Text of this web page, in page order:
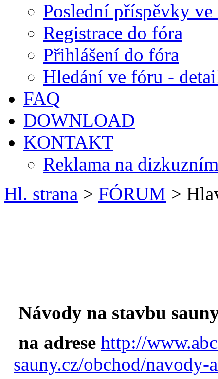
Poslední příspěvky
Registrace do fóra
Přihlášení do fóra
Hledání ve fóru -
FAQ
DOWNLOAD
KONTAKT
Reklama na
Hl. strana > FÓRUM >
Návody na stavbu
na adrese http://
sauny.cz/obchod/